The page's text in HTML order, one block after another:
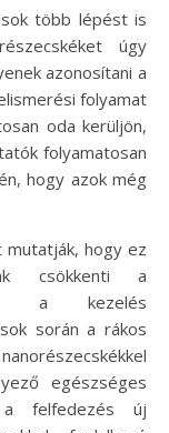
több lépést is
úgy
azonosítani a
folyamat
oda kerüljön,
folyamatosan
hogy azok még
mutatják, hogy ez
csökkenti a
a kezelés
során a rákos
egészséges
felfedezés új